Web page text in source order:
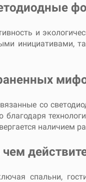
и
инициативами,
со
благодаря
спальни,